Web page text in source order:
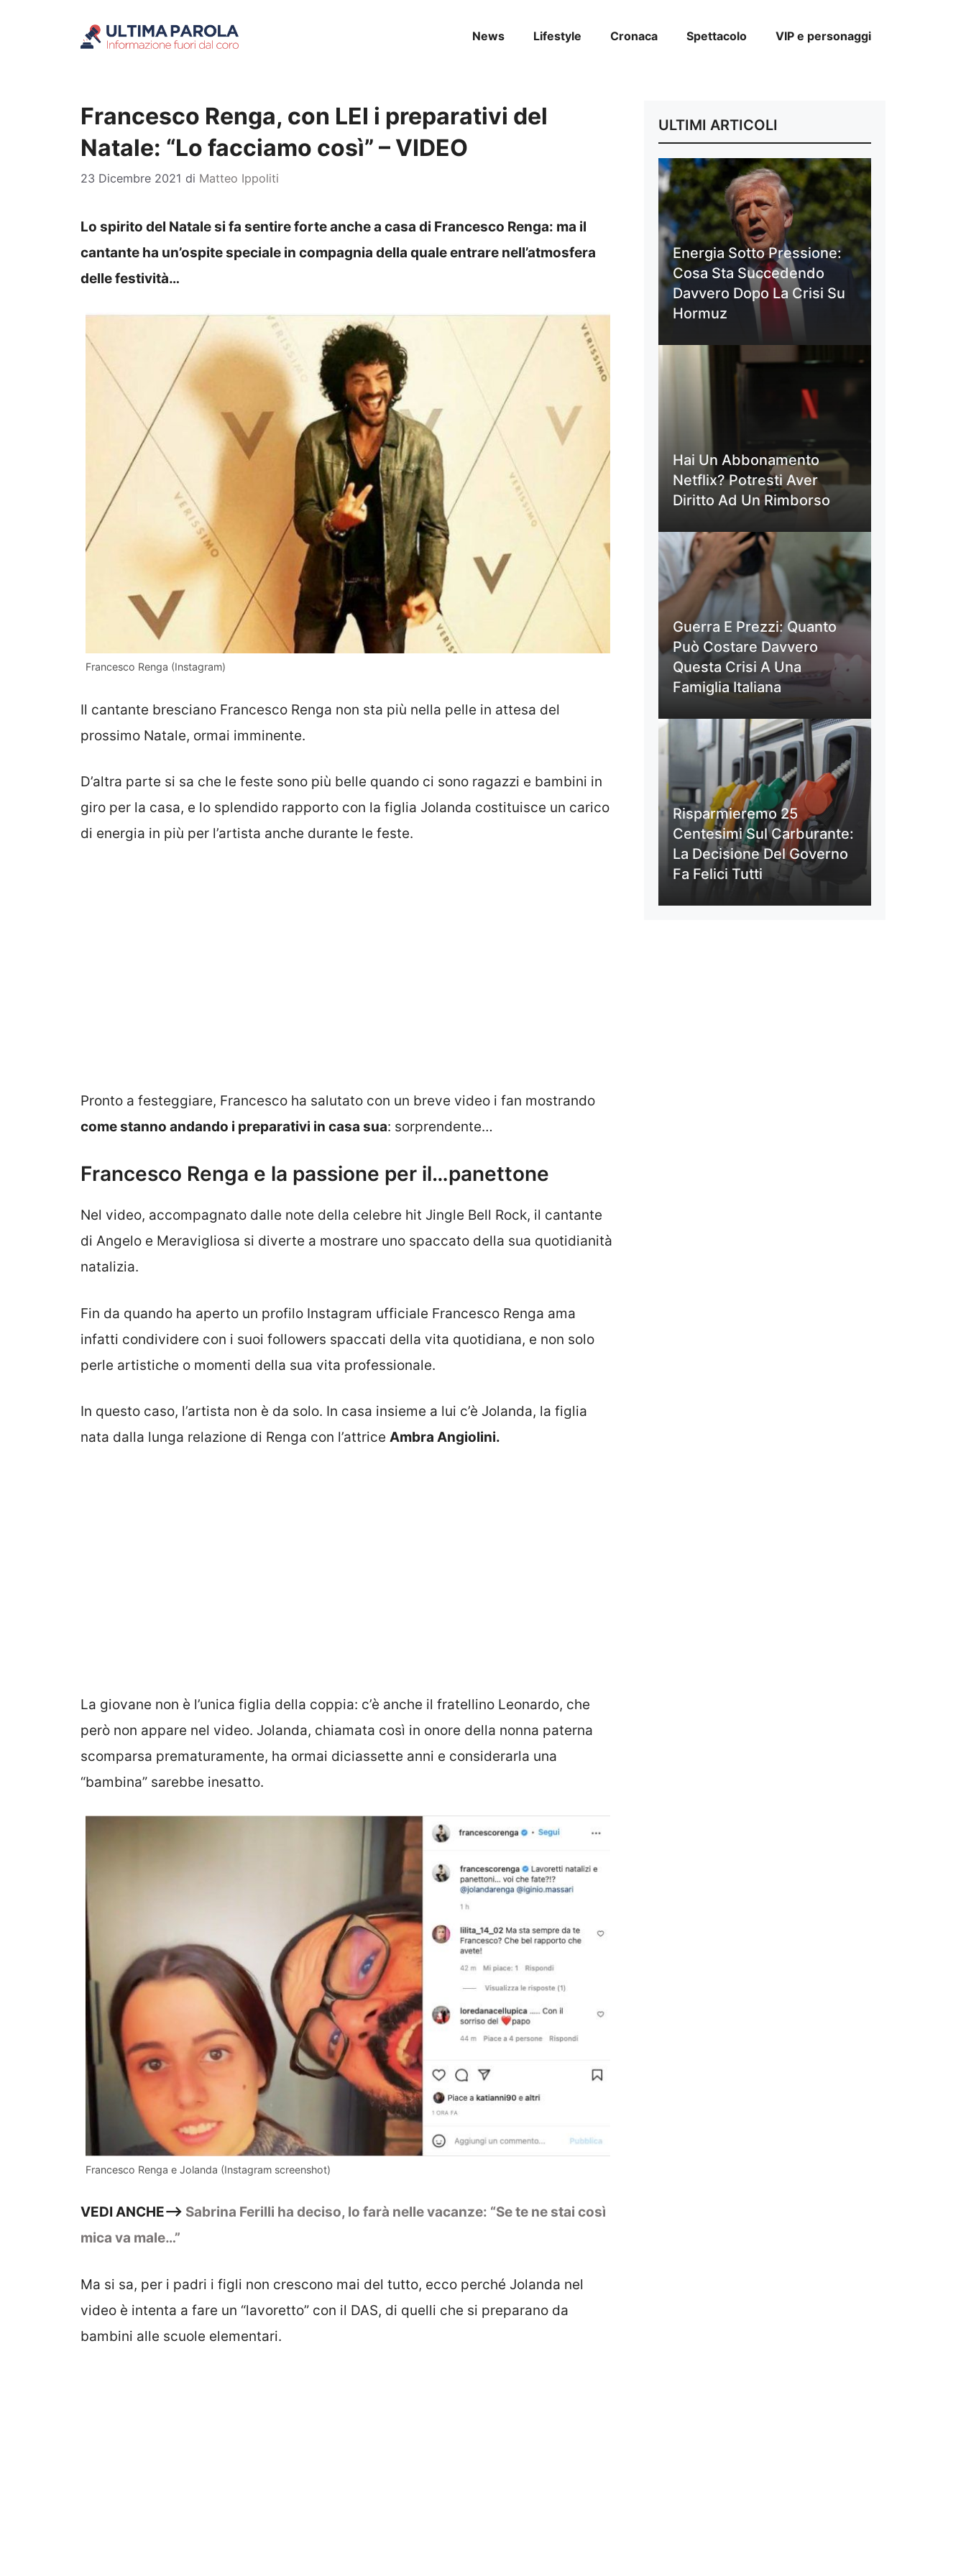
News Lifestyle Cronaca Spettacolo VIP e personaggi
Francesco Renga, con LEI i preparativi del
Natale: “Lo facciamo così” – VIDEO
23 Dicembre 2021 di Matteo Ippoliti
Lo spirito del Natale si fa sentire forte anche a casa di Francesco Renga: ma il
cantante ha un’ospite speciale in compagnia della quale entrare nell’atmosfera
delle festività…
Francesco Renga (Instagram)
Il cantante bresciano Francesco Renga non sta più nella pelle in attesa del
prossimo Natale, ormai imminente.
D’altra parte si sa che le feste sono più belle quando ci sono ragazzi e bambini in
giro per la casa, e lo splendido rapporto con la figlia Jolanda costituisce un carico
di energia in più per l’artista anche durante le feste.
Pronto a festeggiare, Francesco ha salutato con un breve video i fan mostrando
come stanno andando i preparativi in casa sua: sorprendente…
Francesco Renga e la passione per il…panettone
Nel video, accompagnato dalle note della celebre hit Jingle Bell Rock, il cantante
di Angelo e Meravigliosa si diverte a mostrare uno spaccato della sua quotidianità
natalizia.
Fin da quando ha aperto un profilo Instagram ufficiale Francesco Renga ama
infatti condividere con i suoi followers spaccati della vita quotidiana, e non solo
perle artistiche o momenti della sua vita professionale.
In questo caso, l’artista non è da solo. In casa insieme a lui c’è Jolanda, la figlia
nata dalla lunga relazione di Renga con l’attrice Ambra Angiolini.
La giovane non è l’unica figlia della coppia: c’è anche il fratellino Leonardo, che
però non appare nel video. Jolanda, chiamata così in onore della nonna paterna
scomparsa prematuramente, ha ormai diciassette anni e considerarla una
“bambina” sarebbe inesatto.
Francesco Renga e Jolanda (Instagram screenshot)
VEDI ANCHE—> Sabrina Ferilli ha deciso, lo farà nelle vacanze: “Se te ne stai così
mica va male…”
Ma si sa, per i padri i figli non crescono mai del tutto, ecco perché Jolanda nel
video è intenta a fare un “lavoretto” con il DAS, di quelli che si preparano da
bambini alle scuole elementari.
ULTIMI ARTICOLI
Energia Sotto Pressione:
Cosa Sta Succedendo
Davvero Dopo La Crisi Su
Hormuz
Hai Un Abbonamento
Netflix? Potresti Aver
Diritto Ad Un Rimborso
Guerra E Prezzi: Quanto
Può Costare Davvero
Questa Crisi A Una
Famiglia Italiana
Risparmieremo 25
Centesimi Sul Carburante:
La Decisione Del Governo
Fa Felici Tutti